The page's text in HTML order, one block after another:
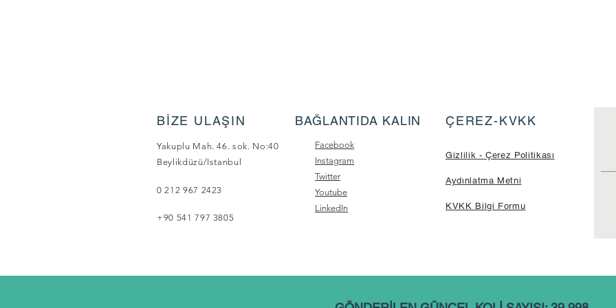
BİZE ULAŞIN
Yakuplu Mah. 46. sok. No:40
Beylikdüzü/Istanbul
0 212 967 2423
+90 541 797 3805
BAĞLANTIDA KALIN
Facebook
Instagram
Twitter
Youtube
LinkedIn
ÇEREZ-KVKK
Gizlilik - Çerez Politikası
Aydınlatma Metni
KVKK Bilgi Formu